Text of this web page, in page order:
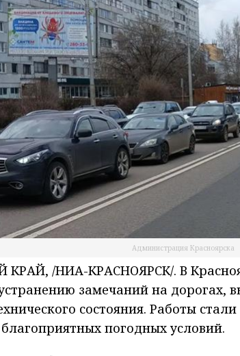
Администрация Красноярска
КРАЙ, /НИА-КРАСНОЯРСК/. В
замечаний на дорогах,
состояния. Работы
погодных условий.